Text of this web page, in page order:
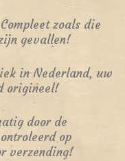
zoals die
gevallen!
in Nederland, uw
origineel!
door de
op
verzending!